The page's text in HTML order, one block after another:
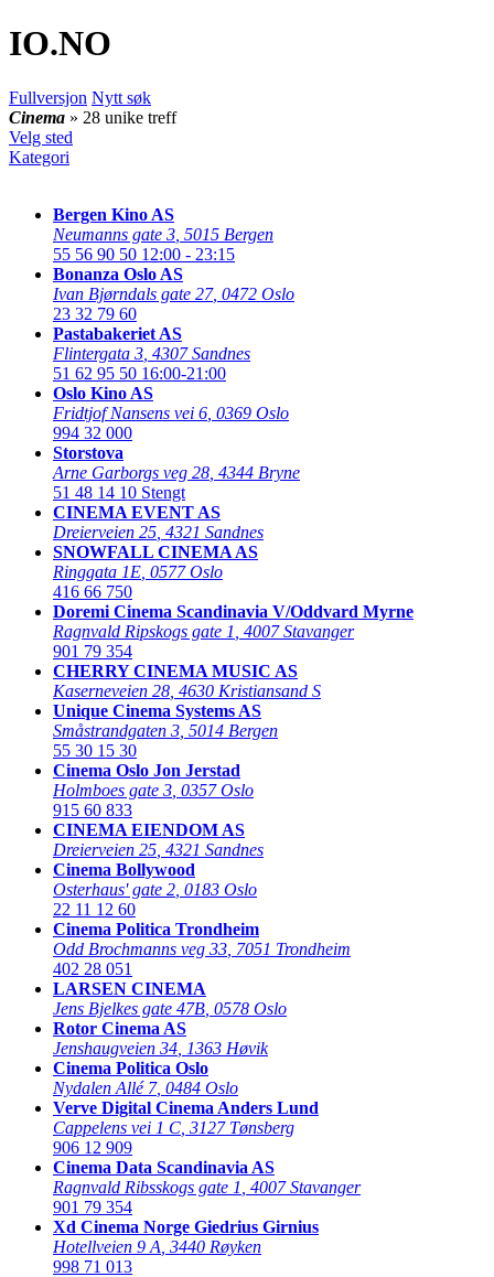
IO.NO
Fullversjon Nytt søk
Cinema » 28 unike treff
Velg sted
Kategori
Bergen Kino AS
Neumanns gate 3 5015 Bergen
55 56 90 50 12:00 - 23:15
Bonanza Oslo AS
Ivan Bjørndals gate 27, 0472 Oslo
23 32 79 60
Pastabakeriet AS
Flintergata 3 4307 Sandnes
51 62 95 50 16:00-21:00
Oslo Kino AS
Fridtjof Nansens vei 6 0369 Oslo
994 32 000
Storstova
Arne Garborgs veg 28 4344 Bryne
51 48 14 10 Stengt
CINEMA EVENT AS
Dreierveien 25 4321 Sandnes
SNOWFALL CINEMA AS
Ringgata 1E 0577 Oslo
416 66 750
Doremi Cinema Scandinavia V/Oddvard Myrne
Ragnvald Ripskogs gate 1 4007 Stavanger
901 79 354
CHERRY CINEMA MUSIC AS
Kaserneveien 28 4630 Kristiansand S
Unique Cinema Systems AS
Småstrandgaten 3 5014 Bergen
55 30 15 30
Cinema Oslo Jon Jerstad
Holmboes gate 3 0357 Oslo
915 60 833
CINEMA EIENDOM AS
Dreierveien 25 4321 Sandnes
Cinema Bollywood
Osterhaus' gate 2 0183 Oslo
22 11 12 60
Cinema Politica Trondheim
Odd Brochmanns veg 33 7051 Trondheim
402 28 051
LARSEN CINEMA
Jens Bjelkes gate 47B 0578 Oslo
Rotor Cinema AS
Jenshaugveien 34 1363 Høvik
Cinema Politica Oslo
Nydalen Allé 7, 0484 Oslo
Verve Digital Cinema Anders Lund
Cappelens vei 1 C 3127 Tønsberg
906 12 909
Cinema Data Scandinavia AS
Ragnvald Ribsskogs gate 1 4007 Stavanger
901 79 354
Xd Cinema Norge Giedrius Girnius
Hotellveien 9 A 3440 Røyken
998 71 013